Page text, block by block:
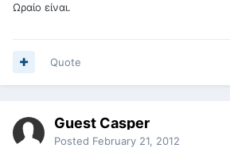
Ωραίο είναι.
Quote
Guest Casper
Posted February 21, 2012